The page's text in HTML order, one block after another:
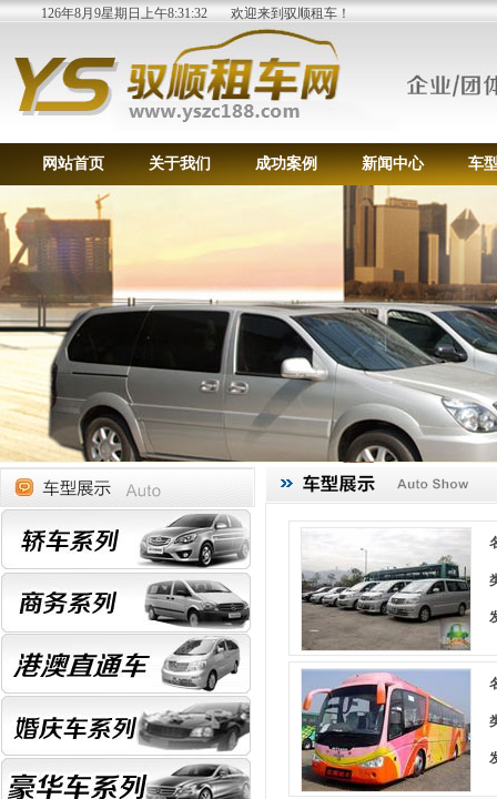
126年8月9星期日上午8:31:33 欢迎来到驭顺租车！
网站首页 关于我们 成功案例 新闻中心 车